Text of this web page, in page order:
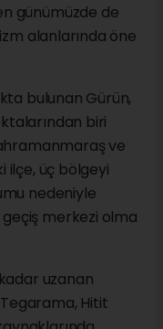
günümüzde de
alanlarında öne
bulunan Gürün,
biri
ve
ilçe, üç bölgeyi
nedeniyle
merkezi olma
uzanan
Hitit